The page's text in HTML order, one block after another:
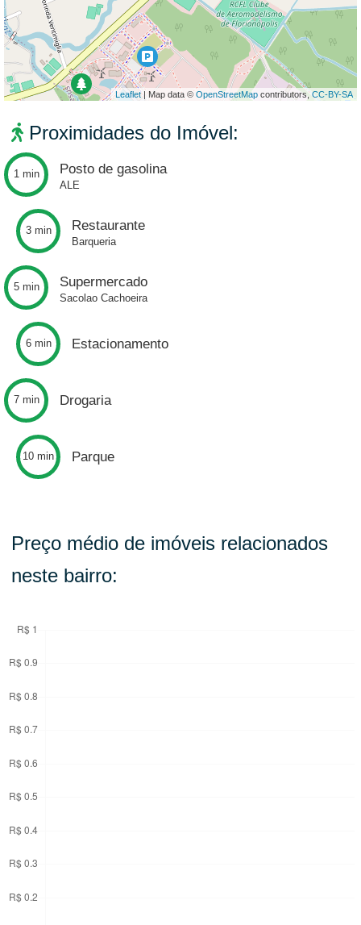
Leaflet| Map data ©OpenStreetMap contributors,CC-BY-SA
Proximidades do Imóvel:
1 min Posto de gasolina
ALE
3 min Restaurante
Barqueria
5 min Supermercado
Sacolao Cachoeira
6 min Estacionamento
7 min Drogaria
10 min Parque
Preço médio de imóveis relacionados
neste bairro: